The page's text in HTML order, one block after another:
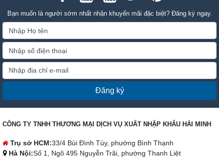
Bạn muốn là người sớm nhất nhận khuyến mãi đặc biệt? Đăng ký ngay.
Đăng ký
CÔNG TY TNHH THƯƠNG MẠI DỊCH VỤ XUẤT NHẬP KHẨU HẢI MINH
Trụ sở HCM:33/4 Bùi Đình Túy, phường Bình Thạnh
Hà Nội:Số 1, Ngõ 495 Nguyễn Trãi, phường Thanh Liệt